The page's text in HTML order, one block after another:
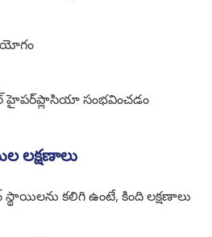
హైపర్‌ప్లాసియా సంభవించడం
లక్షణాలు
కలిగి ఉంటే, కింది లక్షణాలు